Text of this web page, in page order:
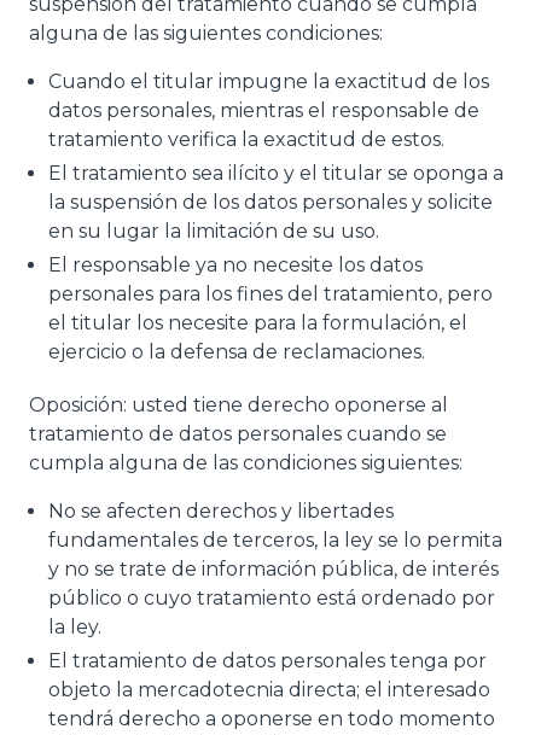
alguna de las siguientes condiciones:
Cuando el titular impugne la exactitud de los
datos personales, mientras el responsable de
tratamiento verifica la exactitud de estos.
El tratamiento sea ilícito y el titular se oponga a
la suspensión de los datos personales y solicite
en su lugar la limitación de su uso.
El responsable ya no necesite los datos
personales para los fines del tratamiento, pero
el titular los necesite para la formulación, el
ejercicio o la defensa de reclamaciones.
Oposición: usted tiene derecho oponerse al
tratamiento de datos personales cuando se
cumpla alguna de las condiciones siguientes:
No se afecten derechos y libertades
fundamentales de terceros, la ley se lo permita
y no se trate de información pública, de interés
público o cuyo tratamiento está ordenado por
la ley.
El tratamiento de datos personales tenga por
objeto la mercadotecnia directa; el interesado
tendrá derecho a oponerse en todo momento